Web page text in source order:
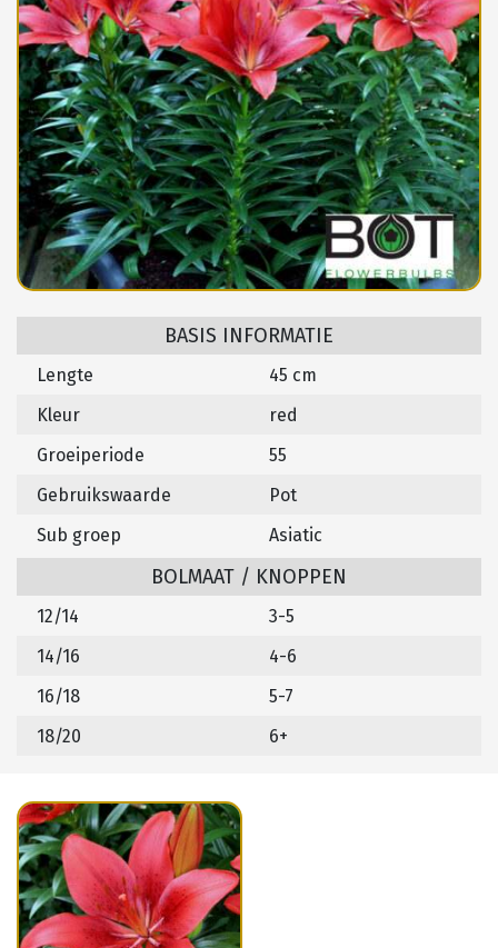
BASIS INFORMATIE
Lengte
45 cm
Kleur
red
Groeiperiode
55
Gebruikswaarde
Pot
Sub groep
Asiatic
BOLMAAT / KNOPPEN
12/14
3-5
14/16
4-6
16/18
5-7
18/20
6+